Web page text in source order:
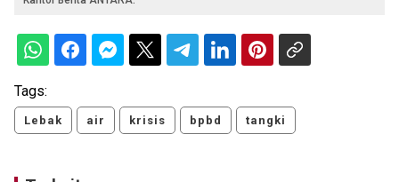
Tags:
Lebak air krisis bpbd tangki